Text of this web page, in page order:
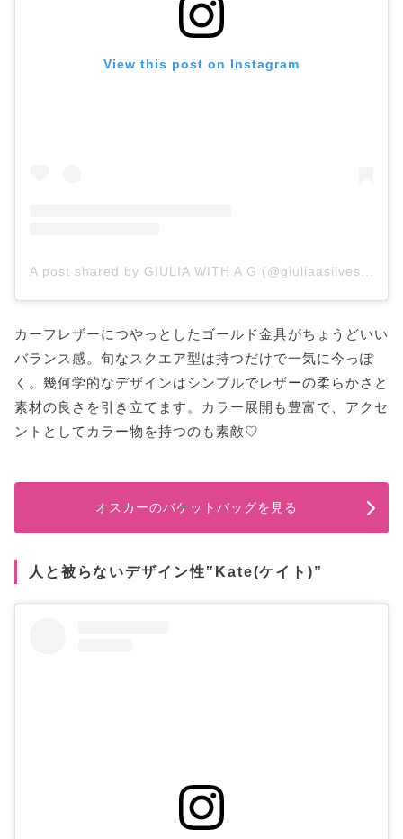
View this post on Instagram
A post shared by GIULIA WITH A G (@giuliaasilvestro)
カーフレザーにつやっとしたゴールド金具がちょうどいい
バランス感。旬なスクエア型は持つだけで一気に今っぽ
く。幾何学的なデザインはシンプルでレザーの柔らかさと
素材の良さを引き立てます。カラー展開も豊富で、アクセ
ントとしてカラー物を持つのも素敵♡
オスカーのバケットバッグを見る
人と被らないデザイン性‟Kate(ケイト)”